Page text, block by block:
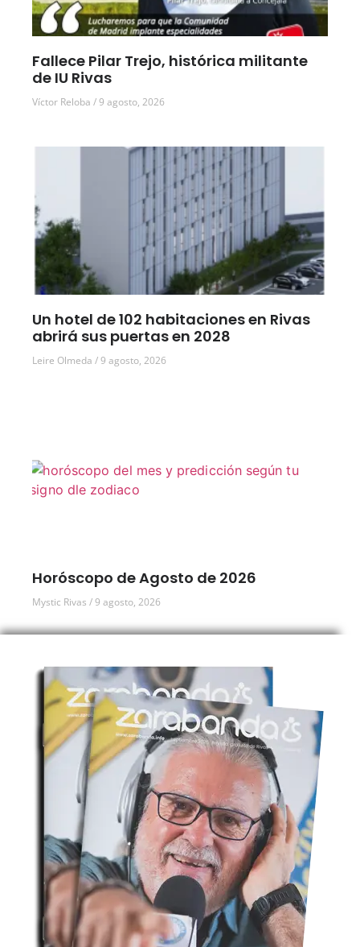
Fallece Pilar Trejo, histórica militante
de IU Rivas
Víctor Reloba 9 agosto, 2026
Un hotel de 102 habitaciones en Rivas
abrirá sus puertas en 2028
Leire Olmeda 9 agosto, 2026
Horóscopo de Agosto de 2026
Mystic Rivas 9 agosto, 2026